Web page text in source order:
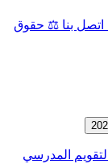
اتصل بنا ⚖️ حقوق
التقويم المدرسي